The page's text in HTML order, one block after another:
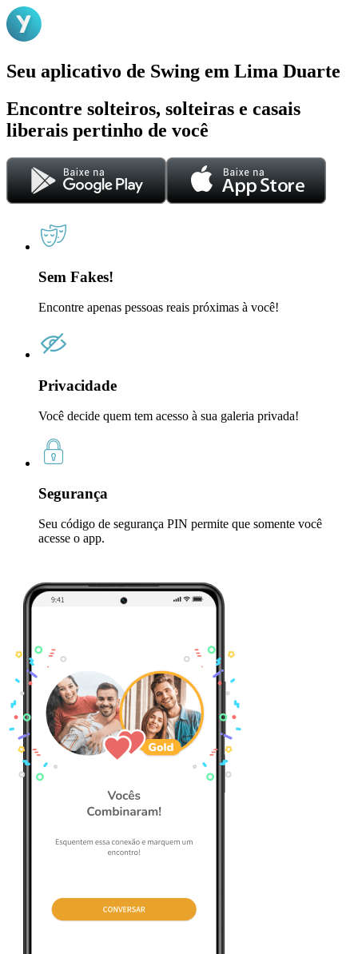
Seu aplicativo de Swing em Lima Duarte
Encontre solteiros, solteiras e casais
liberais pertinho de você
Sem Fakes!
Encontre apenas pessoas reais próximas à você!
Privacidade
Você decide quem tem acesso à sua galeria privada!
Segurança
Seu código de segurança PIN permite que somente você
acesse o app.